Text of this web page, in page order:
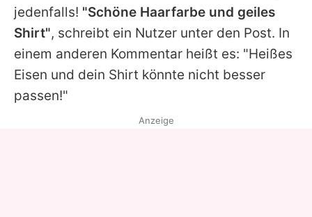
jedenfalls! "Schöne Haarfarbe und geiles
Shirt", schreibt ein Nutzer unter den Post. In
einem anderen Kommentar heißt es: "Heißes
Eisen und dein Shirt könnte nicht besser
passen!"
Anzeige